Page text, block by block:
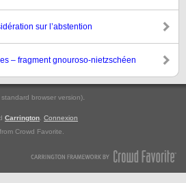
sur l’abstention
– fragment gnouroso-nietzschéen
standard browser version).
Carrington Connexion
Crowd Favorite.